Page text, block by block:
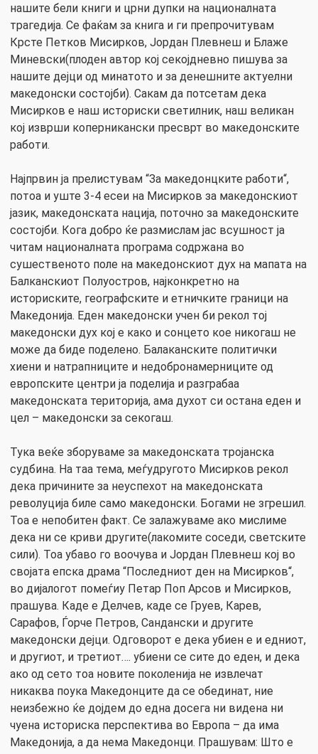
нашите бели книги и црни дупки на националната
трагедија. Се фаќам за книга и ги препрочитувам
Крсте Петков Мисирков, Јордан Плевнеш и Блаже
Миневски(плоден автор кој секојдневно пишува за
нашите дејци од минатото и за денешните актуелни
македонски состојби). Сакам да потсетам дека
Мисирков е наш историски светилник, наш великан
кој изврши коперникански пресврт во македонските
работи.
Најпрвин ја прелистувам “За македонцките работи“,
потоа и уште 3-4 есеи на Мисирков за македонскиот
јазик, македонската нација, поточно за македонските
состојби. Кога добро ќе размислам јас всушност ја
читам националната програма содржана во
сушественото поле на македонскиот дух на мапата на
Балканскиот Полуостров, најконкретно на
историските, географските и етничките граници на
Македонија. Еден македонски учен би рекол тој
македонски дух кој е како и сонцето кое никогаш не
може да биде поделено. Балаканските политички
хиени и натрапниците и недобронамерниците од
европските центри ја поделија и разграбаа
македонската територија, ама духот си остана еден и
цел – македонски за секогаш.
Тука веќе зборуваме за македонската тројанска
судбина. На таа тема, меѓудругото Мисирков рекол
дека причините за неуспехот на македонската
револуција биле само македонски. Богами не згрешил.
Тоа е непобитен факт. Се залажуваме ако мислиме
дека ни се криви другите(лакомите соседи, светските
сили). Тоа убаво го воочува и Јордан Плевнеш кој во
својата епска драма “Последниот ден на Мисирков“,
во дијалогот помеѓиу Петар Поп Арсов и Мисирков,
прашува. Каде е Делчев, каде се Груев, Карев,
Сарафов, Ѓорче Петров, Сандански и другите
македонски дејци. Одговорот е дека убиен е и едниот,
и другиот, и третиот…. убиени се сите до еден, и дека
ако од сето тоа новите поколенија не извлечат
никаква поука Македонците да се обединат, ние
неизбежно ќе дојдем до една досега ни видена ни
чуена историска перспектива во Европа – да има
Македонија, а да нема Македонци. Прашувам: Што е